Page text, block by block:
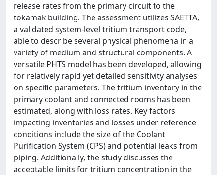
release rates from the primary circuit to the
tokamak building. The assessment utilizes SAETTA,
a validated system-level tritium transport code,
able to describe several physical phenomena in a
variety of medium and structural components. A
versatile PHTS model has been developed, allowing
for relatively rapid yet detailed sensitivity analyses
on specific parameters. The tritium inventory in the
primary coolant and connected rooms has been
estimated, along with loss rates. Key factors
impacting inventories and losses under reference
conditions include the size of the Coolant
Purification System (CPS) and potential leaks from
piping. Additionally, the study discusses the
acceptable limits for tritium concentration in the